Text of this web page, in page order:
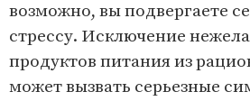
возможно, вы подвергаете
стрессу. Исключение
продуктов питания из
может вызвать серьезные